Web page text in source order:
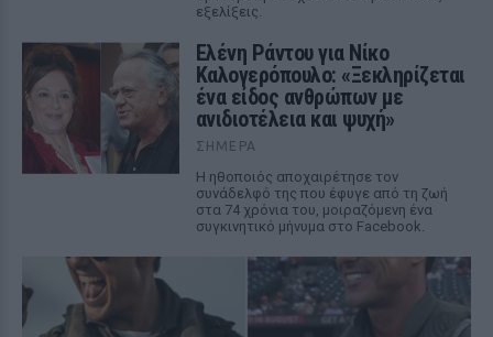
εξελίξεις.
Ελένη Ράντου για Νίκο
Καλογερόπουλο: «Ξεκληρίζεται
ένα είδος ανθρώπων με
ανιδιοτέλεια και ψυχή»
ΣΉΜΕΡΑ
Η ηθοποιός αποχαιρέτησε τον
συνάδελφό της που έφυγε από τη ζωή
στα 74 χρόνια του, μοιραζόμενη ένα
συγκινητικό μήνυμα στο Facebook.